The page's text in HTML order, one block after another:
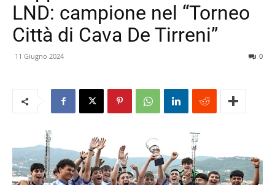
LND: campione nel “Torneo
Città di Cava De Tirreni”
11 Giugno 2024 0